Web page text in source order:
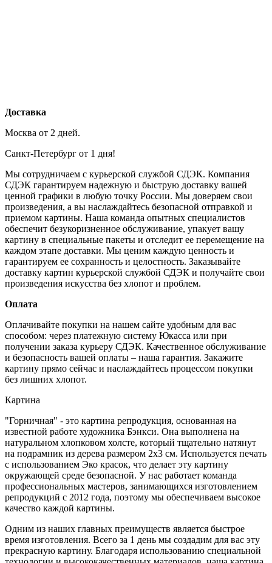
Доставка
Москва от 2 дней.
Санкт-Петербург от 1 дня!
Мы сотрудничаем с курьерской службой СДЭК. Компания
СДЭК гарантируем надежную и быструю доставку вашей
ценной графики в любую точку России. Мы доверяем свои
произведения, а вы наслаждайтесь безопасной отправкой и
приемом картины. Наша команда опытных специалистов
обеспечит безукоризненное обслуживание, упакует вашу
картину в специальные пакеты и отследит ее перемещение на
каждом этапе доставки. Мы ценим каждую ценность и
гарантируем ее сохранность и целостность. Заказывайте
доставку картин курьерской службой СДЭК и получайте свои
произведения искусства без хлопот и проблем.
Оплата
Оплачивайте покупки на нашем сайте удобным для вас
способом: через платежную систему Юкасса или при
получении заказа курьеру СДЭК. Качественное обслуживание
и безопасность вашей оплаты – наша гарантия. Закажите
картину прямо сейчас и наслаждайтесь процессом покупки
без лишних хлопот.
Картина
"Горничная" - это картина репродукция, основанная на
известной работе художника Бэнкси. Она выполнена на
натуральном хлопковом холсте, который тщательно натянут
на подрамник из дерева размером 2x3 см. Используется печать
с использованием Эко красок, что делает эту картину
окружающей среде безопасной. У нас работает команда
профессиональных мастеров, занимающихся изготовлением
репродукций с 2012 года, поэтому мы обеспечиваем высокое
качество каждой картины.
Одним из наших главных преимуществ является быстрое
время изготовления. Всего за 1 день мы создадим для вас эту
прекрасную картину. Благодаря использованию специальной